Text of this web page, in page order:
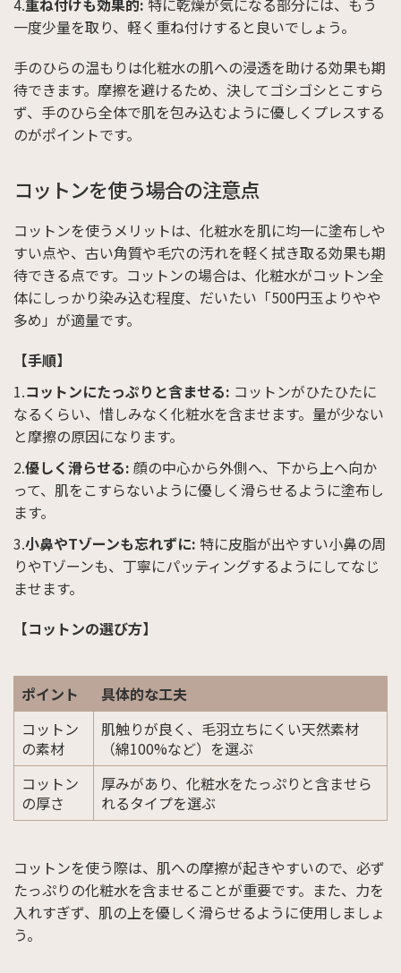
重ね付けも効果的: 特に乾燥が気になる部分には、もう
一度少量を取り、軽く重ね付けすると良いでしょう。
手のひらの温もりは化粧水の肌への浸透を助ける効果も期
待できます。摩擦を避けるため、決してゴシゴシとこすら
ず、手のひら全体で肌を包み込むように優しくプレスする
のがポイントです。
コットンを使う場合の注意点
コットンを使うメリットは、化粧水を肌に均一に塗布しや
すい点や、古い角質や毛穴の汚れを軽く拭き取る効果も期
待できる点です。コットンの場合は、化粧水がコットン全
体にしっかり染み込む程度、だいたい「500円玉よりやや
多め」が適量です。
【手順】
コットンにたっぷりと含ませる: コットンがひたひたに
なるくらい、惜しみなく化粧水を含ませます。量が少ない
と摩擦の原因になります。
優しく滑らせる: 顔の中心から外側へ、下から上へ向か
って、肌をこすらないように優しく滑らせるように塗布し
ます。
小鼻やTゾーンも忘れずに: 特に皮脂が出やすい小鼻の周
りやTゾーンも、丁寧にパッティングするようにしてなじ
ませます。
【コットンの選び方】
ポイント
具体的な工夫
コットン
の素材
肌触りが良く、毛羽立ちにくい天然素材
（綿100%など）を選ぶ
コットン
の厚さ
厚みがあり、化粧水をたっぷりと含ませら
れるタイプを選ぶ
コットンを使う際は、肌への摩擦が起きやすいので、必ず
たっぷりの化粧水を含ませることが重要です。また、力を
入れすぎず、肌の上を優しく滑らせるように使用しましょ
う。